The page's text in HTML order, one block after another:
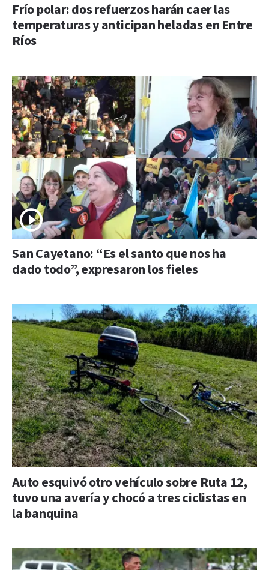
Frío polar: dos refuerzos harán caer las
temperaturas y anticipan heladas en Entre
Ríos
San Cayetano: “Es el santo que nos ha
dado todo”, expresaron los fieles
Auto esquivó otro vehículo sobre Ruta 12,
tuvo una avería y chocó a tres ciclistas en
la banquina